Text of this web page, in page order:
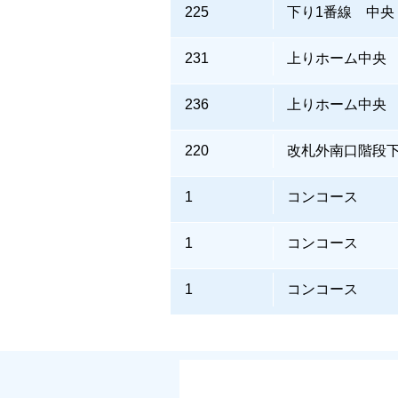
225 下り1番線 中央
231 上りホーム中央
236 上りホーム中央
220 改札外南口階段
1 コンコース
1 コンコース
1 コンコース